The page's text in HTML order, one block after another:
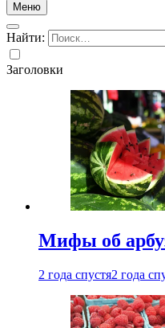
Меню
Найти:
Заголовки
Мифы об
2 года спустя2 года